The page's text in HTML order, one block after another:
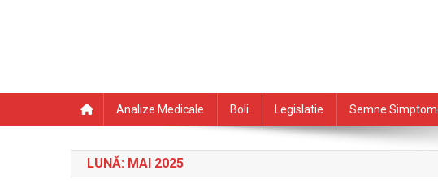
Analize Medicale Boli Legislatie Semne
LUNĂ: MAI 2025